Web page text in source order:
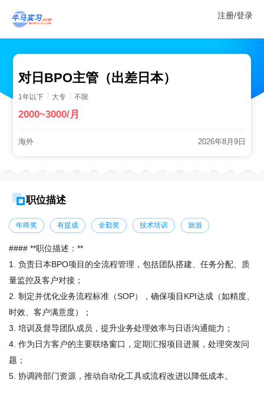
注册/登录
对日BPO主管（出差日本）
1年以下 大专 不限
2000~3000/月
海外 2026年8月9日
职位描述
年终奖 有提成 全勤奖 技术培训 旅游
#### **职位描述：**
1. 负责日本BPO项目的全流程管理，包括团队搭建、任务分配、质
量监控及客户对接；
2. 制定并优化业务流程标准（SOP），确保项目KPI达成（如精度、
时效、客户满意度）；
3. 培训及督导团队成员，提升业务处理效率与日语沟通能力；
4. 作为日方客户的主要联络窗口，定期汇报项目进展，处理突发问
题；
5. 协调跨部门资源，推动自动化工具或流程改进以降低成本。